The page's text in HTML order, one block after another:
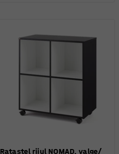
Ratastel riiul NOMAD, valge/